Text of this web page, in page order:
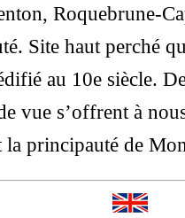
Roquebrune-
Site haut perché
au 10e siècle.
vue s’offrent à
principauté de